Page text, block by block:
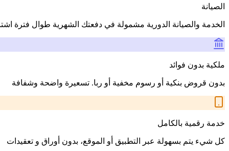
الصيانة
الخدمة والصيانة الدورية مشمولة في دفعتك الشهرية طوال فترة
ملكية بدون فوائد
بدون قروض بنكية أو رسوم مخفية أو ربا. تسعيرة واضحة وشفافة
خدمة رقمية بالكامل
كل شيء يتم بسهولة عبر التطبيق أو الموقع، بدون أوراق و تعقيدات